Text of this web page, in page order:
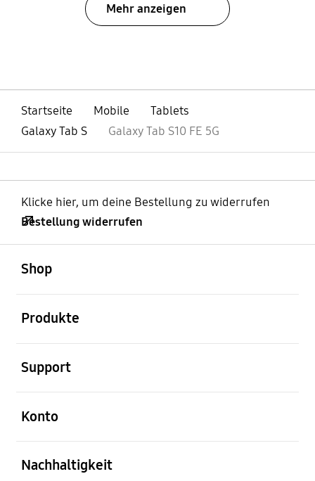
Mehr anzeigen
Startseite Mobile
Tablets
Galaxy Tab S
Galaxy Tab S10 FE 5G
Klicke hier, um deine Bestellung zu widerrufen
Bestellung widerrufen
Shop
Produkte
Support
Konto
Nachhaltigkeit